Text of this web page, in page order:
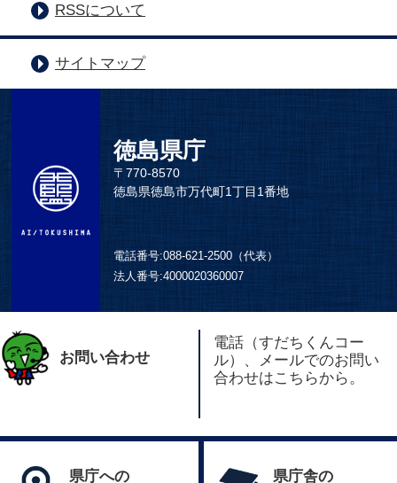
RSSについて
サイトマップ
徳島県庁
〒770-8570
徳島県徳島市万代町1丁目1番地
電話番号:088-621-2500（代表）
法人番号:4000020360007
お問い合わせ
電話（すだちくんコー
ル）、メールでのお問い
合わせはこちらから。
県庁への 県庁舎の